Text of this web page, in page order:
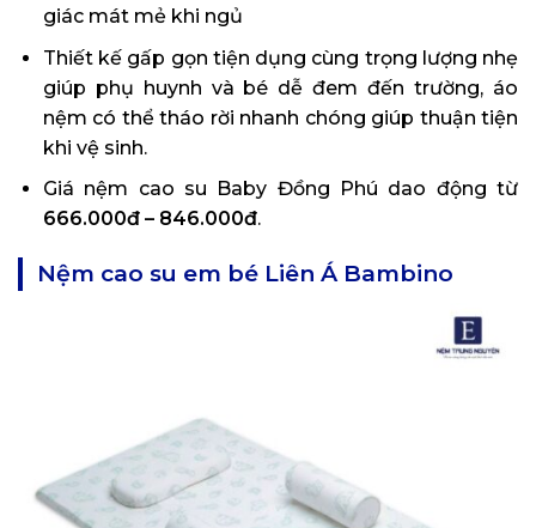
giác mát mẻ khi ngủ
Thiết kế gấp gọn tiện dụng cùng trọng lượng nhẹ
giúp phụ huynh và bé dễ đem đến trường, áo
nệm có thể tháo rời nhanh chóng giúp thuận tiện
khi vệ sinh.
Giá nệm cao su Baby Đồng Phú dao động từ
666.000đ – 846.000đ.
Nệm cao su em bé Liên Á Bambino